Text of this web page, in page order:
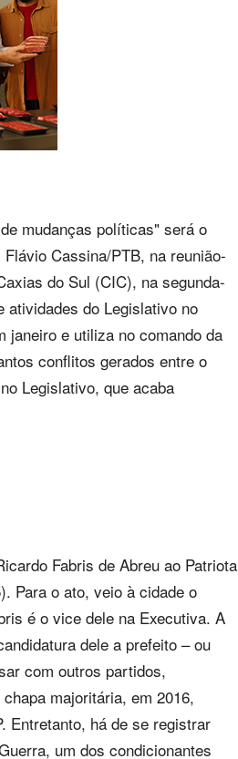
mudanças políticas" será o
Cassina/PTB, na reunião-
do Sul (CIC), na segunda-
atividades do Legislativo no
janeiro e utiliza no comando da
conflitos gerados entre o
Legislativo, que acaba
Fabris de Abreu ao Patriota
Para o ato, veio à cidade o
é o vice dele na Executiva. A
dele a prefeito – ou
com outros partidos,
majoritária, em 2016,
Entretanto, há de se registrar
um dos condicionantes